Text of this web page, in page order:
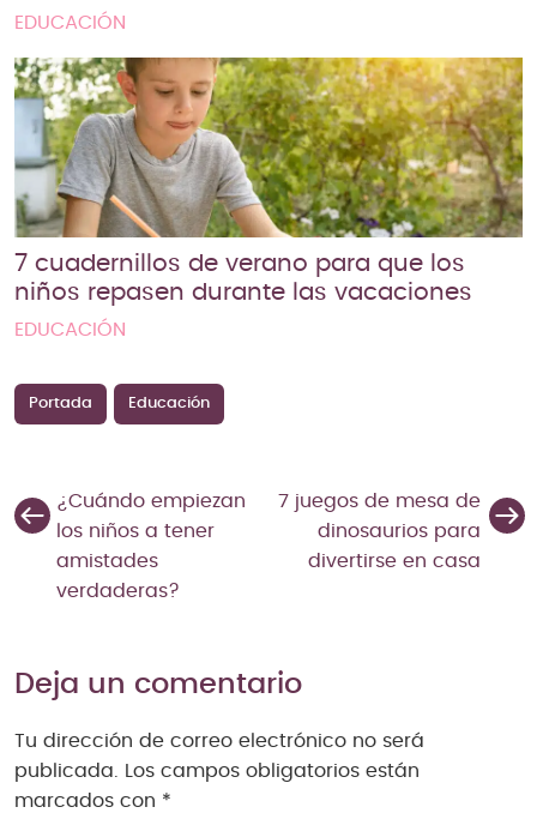
EDUCACIÓN
7 cuadernillos de verano para que los
niños repasen durante las vacaciones
EDUCACIÓN
Portada Educación
¿Cuándo empiezan
los niños a tener
amistades
verdaderas?
7 juegos de mesa de
dinosaurios para
divertirse en casa
Deja un comentario
Tu dirección de correo electrónico no será
publicada. Los campos obligatorios están
marcados con *